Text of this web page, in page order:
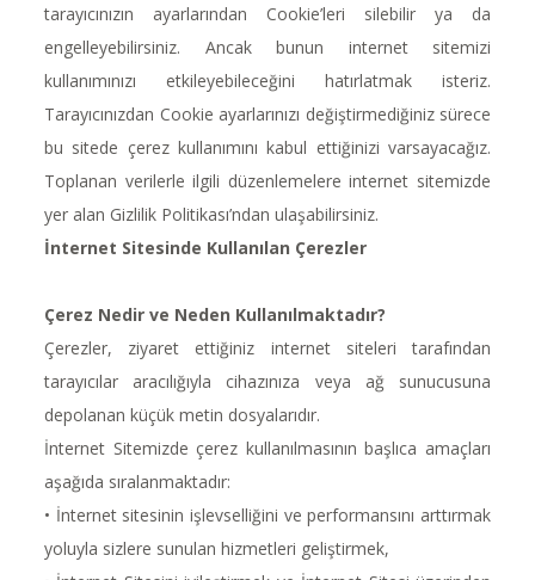
tarayıcınızın ayarlarından Cookie’leri silebilir ya da
engelleyebilirsiniz. Ancak bunun internet sitemizi
kullanımınızı etkileyebileceğini hatırlatmak isteriz.
Tarayıcınızdan Cookie ayarlarınızı değiştirmediğiniz sürece
bu sitede çerez kullanımını kabul ettiğinizi varsayacağız.
Toplanan verilerle ilgili düzenlemelere internet sitemizde
yer alan Gizlilik Politikası’ndan ulaşabilirsiniz.
İnternet Sitesinde Kullanılan Çerezler
Çerez Nedir ve Neden Kullanılmaktadır?
Çerezler, ziyaret ettiğiniz internet siteleri tarafından
tarayıcılar aracılığıyla cihazınıza veya ağ sunucusuna
depolanan küçük metin dosyalarıdır.
İnternet Sitemizde çerez kullanılmasının başlıca amaçları
aşağıda sıralanmaktadır:
• İnternet sitesinin işlevselliğini ve performansını arttırmak
yoluyla sizlere sunulan hizmetleri geliştirmek,